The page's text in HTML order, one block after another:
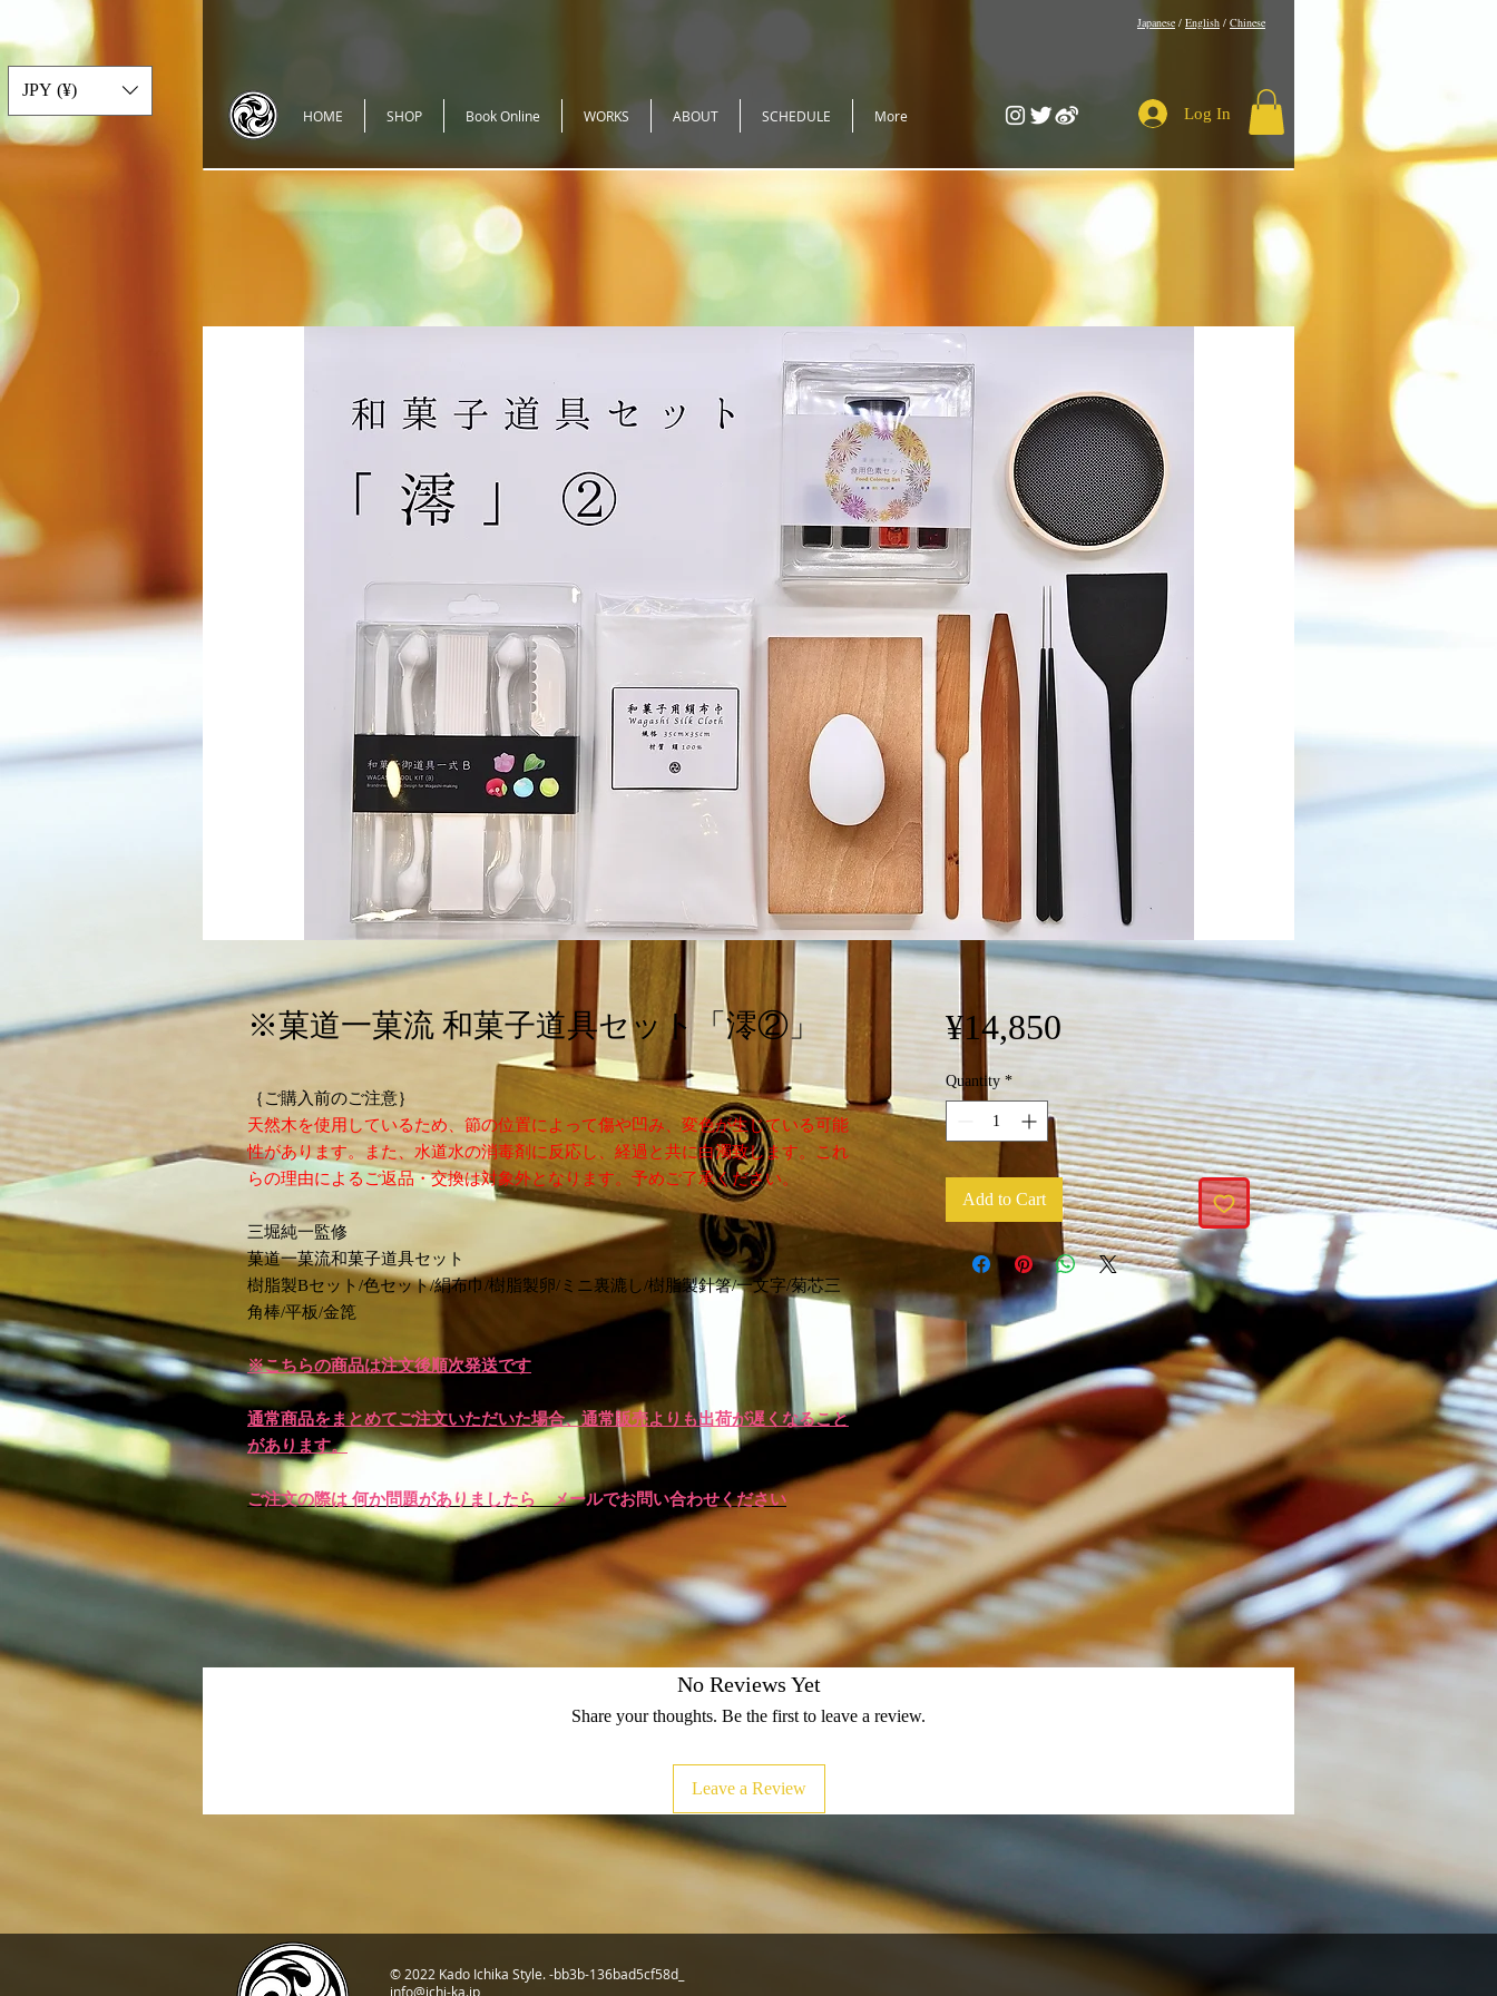
​Japanese / English / Chinese
HOME SHOP Book Online WORKS ABOUT SCHEDULE More Log In
※菓道一菓流 和菓子道具セット「澪②」
｛ご購入前のご注意｝
天然木を使用しているため、節の位置によって傷や凹み、変色が生じている可能
性があります。また、水道水の消毒剤に反応し、経過と共に白濁致します。これ
らの理由によるご返品・交換は対象外となります。予めご了承ください。
三堀純一監修
菓道一菓流和菓子道具セット
樹脂製Bセット/色セット/絹布巾/樹脂製卵/ミニ裏漉し/樹脂製針箸/一文字/菊芯三
角棒/平板/金箆
※こちらの商品は注文後順次発送です
通常商品をまとめてご注文いただいた場合、通常販売よりも出荷が遅くなること
があります。
ご注文の際は 何か問題がありましたら メールでお問い合わせください
¥14,850Price
Quantity *
Add to Cart
No Reviews Yet
Share your thoughts. Be the first to leave a review.
Leave a Review
JPY (¥)
© 2022 Kado Ichika Style. -bb3b-136bad5cf58d_
info@ichi-ka.jp